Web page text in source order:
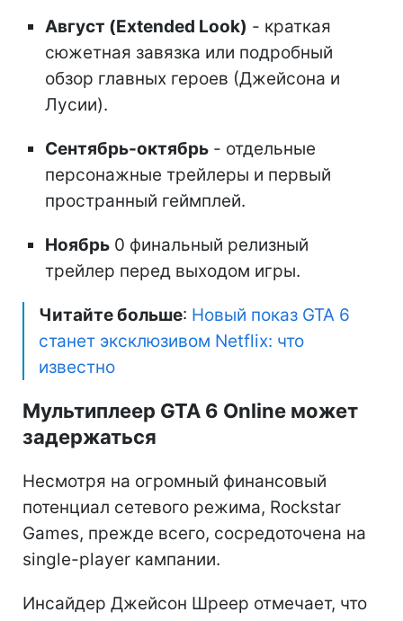
Август (Extended Look) - краткая
сюжетная завязка или подробный
обзор главных героев (Джейсона и
Лусии).
Сентябрь-октябрь - отдельные
персонажные трейлеры и первый
пространный геймплей.
Ноябрь 0 финальный релизный
трейлер перед выходом игры.
Читайте больше: Новый показ GTA 6
станет эксклюзивом Netflix: что
известно
Мультиплеер GTA 6 Online может
задержаться
Несмотря на огромный финансовый
потенциал сетевого режима, Rockstar
Games, прежде всего, сосредоточена на
single-player кампании.
Инсайдер Джейсон Шреер отмечает, что